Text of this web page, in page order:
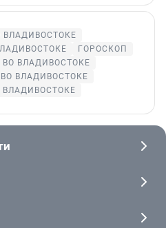
ВЛАДИВОСТОКЕ
ГОРОСКОП
ВЛАДИВОСТОКЕ
ВЛАДИВОСТОКЕ
ВЛАДИВОСТОКЕ